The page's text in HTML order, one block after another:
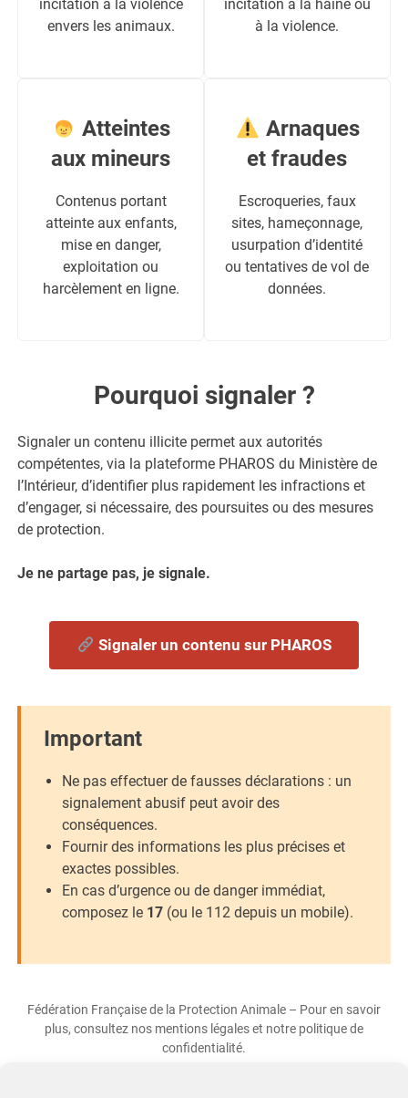
incitation à la violence
envers les animaux.
incitation à la haine ou
à la violence.
Atteintes
aux mineurs
Contenus portant
atteinte aux enfants,
mise en danger,
exploitation ou
harcèlement en ligne.
Arnaques
et fraudes
Escroqueries, faux
sites, hameçonnage,
usurpation d’identité
ou tentatives de vol de
données.
Pourquoi signaler ?
Signaler un contenu illicite permet aux autorités
compétentes, via la plateforme PHAROS du Ministère de
l’Intérieur, d’identifier plus rapidement les infractions et
d’engager, si nécessaire, des poursuites ou des mesures
de protection.
Je ne partage pas, je signale.
Signaler un contenu sur PHAROS
Important
Ne pas effectuer de fausses déclarations : un
signalement abusif peut avoir des
conséquences.
Fournir des informations les plus précises et
exactes possibles.
En cas d’urgence ou de danger immédiat,
composez le 17 (ou le 112 depuis un mobile).
Fédération Française de la Protection Animale – Pour en savoir
plus, consultez nos mentions légales et notre politique de
confidentialité.